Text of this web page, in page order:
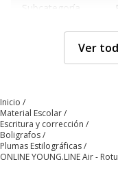
Subcategoría
Características
Características
Con tapa
Ver
Inicio
Material Escolar
Escritura y corrección
Boligrafos
Plumas Estilográficas
ONLINE YOUNG.LINE Air -